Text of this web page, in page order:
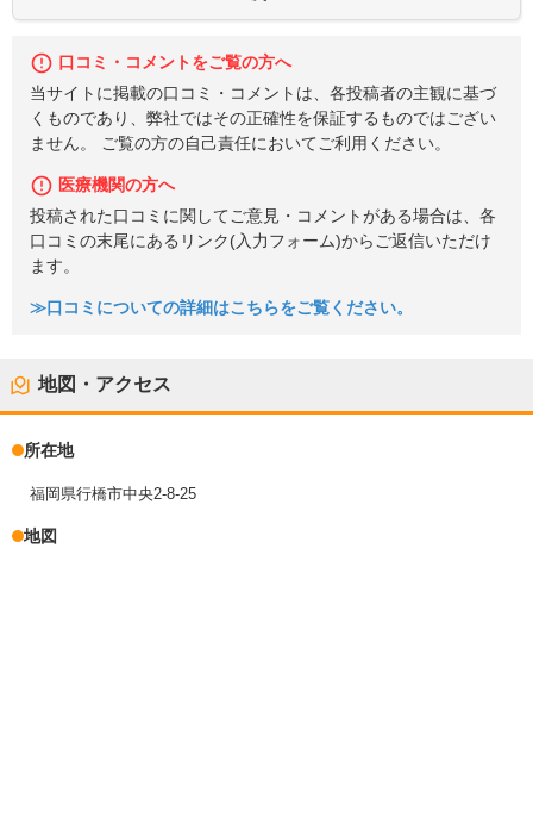
口コミ・コメントをご覧の方へ
当サイトに掲載の口コミ・コメントは、各投稿者の主観に基づ
くものであり、弊社ではその正確性を保証するものではござい
ません。 ご覧の方の自己責任においてご利用ください。
医療機関の方へ
投稿された口コミに関してご意見・コメントがある場合は、各
口コミの末尾にあるリンク(入力フォーム)からご返信いただけ
ます。
≫口コミについての詳細はこちらをご覧ください。
地図・アクセス
所在地
福岡県行橋市中央2-8-25
地図